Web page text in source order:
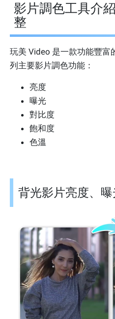
影片調色工具介
整
玩美 Video 是一款功能豐富
列主要影片調色功能：
亮度
曝光
對比度
飽和度
色溫
背光影片亮度、